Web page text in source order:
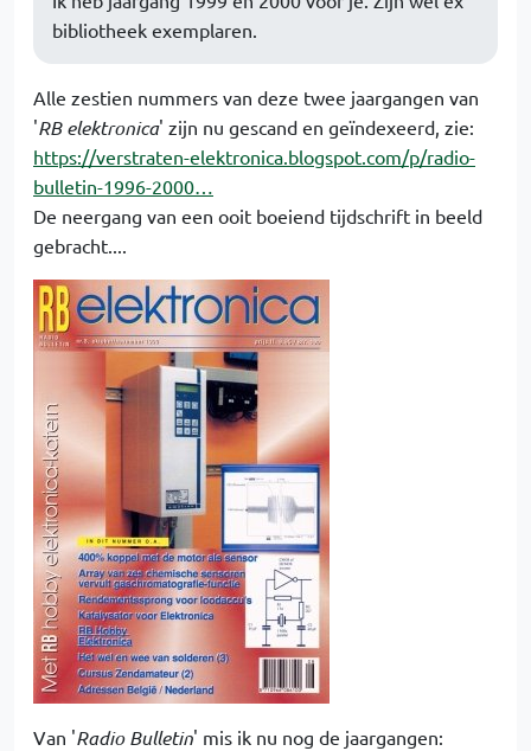
bibliotheek exemplaren.
Alle zestien nummers van deze twee jaargangen van
'RB elektronica' zijn nu gescand en geïndexeerd, zie:
https://verstraten-elektronica.blogspot.com/p/radio-
bulletin-1996-2000…
De neergang van een ooit boeiend tijdschrift in beeld
gebracht....
Van 'Radio Bulletin' mis ik nu nog de jaargangen: